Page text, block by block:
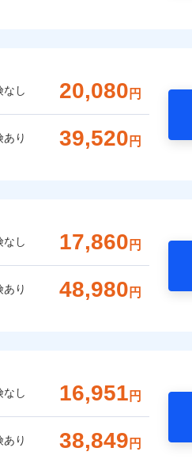
なし 20,080 円
あり 39,520 円
なし 17,860 円
あり 48,980 円
なし 16,951 円
あり 38,849 円